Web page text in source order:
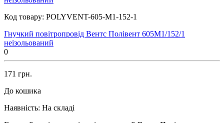
Код товару: POLYVENT-605-M1-152-1
Гнучкий повітропровід Вентс Полівент 605М1/152/1
неізольований
0
171 грн.
До кошика
Наявність: На складі